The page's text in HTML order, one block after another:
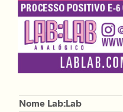
Nome Lab:Lab